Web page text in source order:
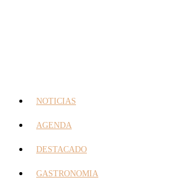
NOTICIAS
AGENDA
DESTACADO
GASTRONOMIA